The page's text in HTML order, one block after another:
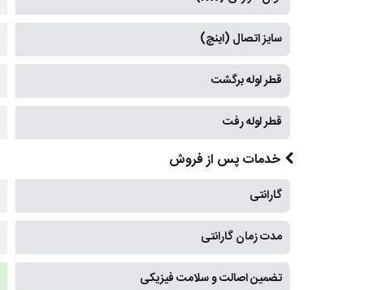
سایز اتصال (اینچ)
قطر لوله برگشت
قطر لوله رفت
خدمات پس از فروش
گارانتی
مدت زمان گارانتی
تضمین اصالت و سلامت فیزیکی